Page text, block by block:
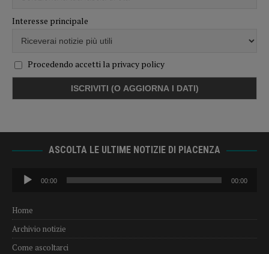
Interesse principale
Procedendo accetti la privacy policy
ASCOLTA LE ULTIME NOTIZIE DI PIACENZA
Audio
Player
00:00 00:00
Home
Archivio notizie
Come ascoltarci